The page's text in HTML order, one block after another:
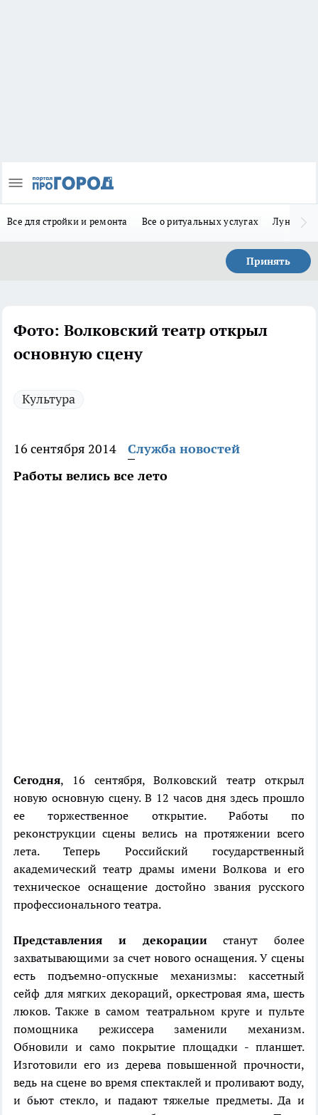
Все для стройки и ремонта Все о ритуальных услугах Лунно-
Принять
Фото: Волковский театр открыл
основную сцену
Культура
16 сентября 2014
Служба новостей
Работы велись все лето
Сегодня, 16 сентября, Волковский театр открыл
новую основную сцену. В 12 часов дня здесь прошло
ее торжественное открытие. Работы по
реконструкции сцены велись на протяжении всего
лета. Теперь Российский государственный
академический театр драмы имени Волкова и его
техническое оснащение достойно звания русского
профессионального театра.
Представления и декорациистанут более
захватывающими за счет нового оснащения. У сцены
есть подъемно-опускные механизмы: кассетный
сейф для мягких декораций, оркестровая яма, шесть
люков. Также в самом театральном круге и пульте
помощника режиссера заменили механизм.
Обновили и само покрытие площадки - планшет.
Изготовили его из дерева повышенной прочности,
ведь на сцене во время спектаклей и проливают воду,
и бьют стекло, и падают тяжелые предметы. Да и